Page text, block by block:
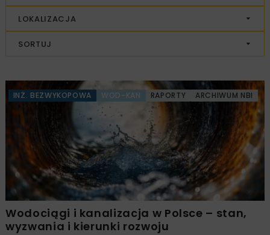
LOKALIZACJA
SORTUJ
INŻ. BEZWYKOPOWA WOD-KAN RAPORTY ARCHIWUM NBI
Wodociągi i kanalizacja w Polsce – stan,
wyzwania i kierunki rozwoju